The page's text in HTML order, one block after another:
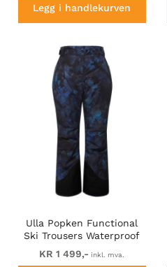
Legg i handlekurven
Ulla Popken Functional
Ski Trousers Waterproof
Velcro Closure Navy
KR 1 499,- inkl. mva.